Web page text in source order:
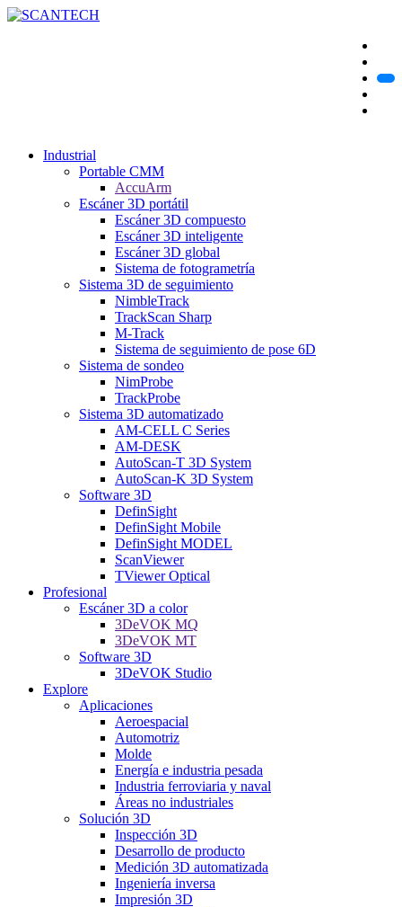
Industrial
Portable CMM
AccuArm
Escáner 3D portátil
Escáner 3D compuesto
Escáner 3D inteligente
Escáner 3D global
Sistema de fotogrametría
Sistema 3D de seguimiento
NimbleTrack
TrackScan Sharp
M-Track
Sistema de seguimiento de pose 6D
Sistema de sondeo
NimProbe
TrackProbe
Sistema 3D automatizado
AM-CELL C Series
AM-DESK
AutoScan-T 3D System
AutoScan-K 3D System
Software 3D
DefinSight
DefinSight Mobile
DefinSight MODEL
ScanViewer
TViewer Optical
Profesional
Escáner 3D a color
3DeVOK MQ
3DeVOK MT
Software 3D
3DeVOK Studio
Explore
Aplicaciones
Aeroespacial
Automotriz
Molde
Energía e industria pesada
Industria ferroviaria y naval
Áreas no industriales
Solución 3D
Inspección 3D
Desarrollo de producto
Medición 3D automatizada
Ingeniería inversa
Impresión 3D